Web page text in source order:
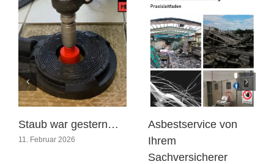
Staub war gestern…
11. Februar 2026
Asbestservice von
Ihrem
Sachversicherer